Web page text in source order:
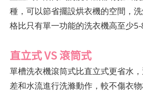
種，可以節省擺設烘衣機的空間，
格比只有單一功能的洗衣機高至少
直立式 VS 滾筒式
單槽洗衣機滾筒式比直立式更省水
差和水流進行洗滌動作，較不傷衣